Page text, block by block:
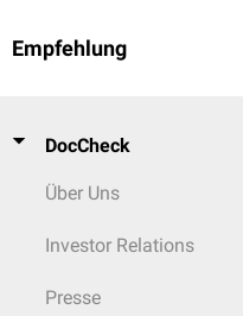
Empfehlung
DocCheck
Über Uns
Investor Relations
Presse